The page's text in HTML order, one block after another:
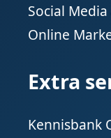
Social
Online
Extra
Kennisbank